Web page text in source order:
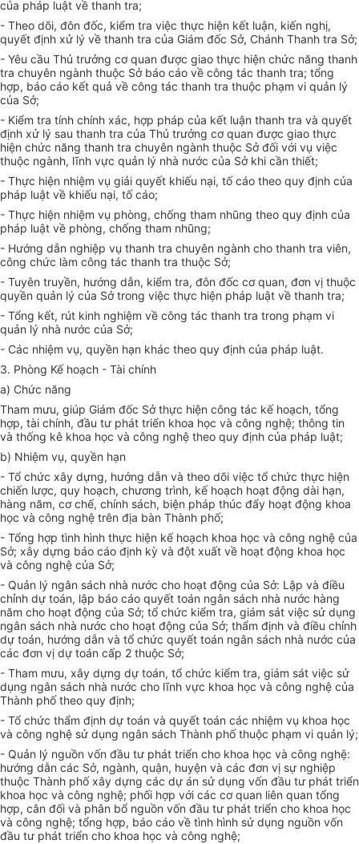
của pháp luật về thanh tra;
- Theo dõi, đôn đốc, kiểm tra việc thực hiện kết luận, kiến nghị,
quyết định xử lý về thanh tra của Giám đốc Sở, Chánh Thanh tra Sở;
- Yêu cầu Thủ trưởng cơ quan được giao thực hiện chức năng thanh
tra chuyên ngành thuộc Sở báo cáo về công tác thanh tra; tổng
hợp, báo cáo kết quả về công tác thanh tra thuộc phạm vi quản lý
của Sở;
- Kiểm tra tính chính xác, hợp pháp của kết luận thanh tra và quyết
định xử lý sau thanh tra của Thủ trưởng cơ quan được giao thực
hiện chức năng thanh tra chuyên ngành thuộc Sở đối với vụ việc
thuộc ngành, lĩnh vực quản lý nhà nước của Sở khi cần thiết;
- Thực hiện nhiệm vụ giải quyết khiếu nại, tố cáo theo quy định của
pháp luật về khiếu nại, tố cáo;
- Thực hiện nhiệm vụ phòng, chống tham nhũng theo quy định của
pháp luật về phòng, chống tham nhũng;
- Hướng dẫn nghiệp vụ thanh tra chuyên ngành cho thanh tra viên,
công chức làm công tác thanh tra thuộc Sở;
- Tuyên truyền, hướng dẫn, kiểm tra, đôn đốc cơ quan, đơn vị thuộc
quyền quản lý của Sở trong việc thực hiện pháp luật về thanh tra;
- Tổng kết, rút kinh nghiệm về công tác thanh tra trong phạm vi
quản lý nhà nước của Sở;
- Các nhiệm vụ, quyền hạn khác theo quy định của pháp luật.
3. Phòng Kế hoạch - Tài chính
a) Chức năng
Tham mưu, giúp Giám đốc Sở thực hiện công tác kế hoạch, tổng
hợp, tài chính, đầu tư phát triển khoa học và công nghệ; thông tin
và thống kê khoa học và công nghệ theo quy định của pháp luật;
b) Nhiệm vụ, quyền hạn
- Tổ chức xây dựng, hướng dẫn và theo dõi việc tổ chức thực hiện
chiến lược, quy hoạch, chương trình, kế hoạch hoạt động dài hạn,
hàng năm, cơ chế, chính sách, biện pháp thúc đẩy hoạt động khoa
học và công nghệ trên địa bàn Thành phố;
- Tổng hợp tình hình thực hiện kế hoạch khoa học và công nghệ của
Sở; xây dựng báo cáo định kỳ và đột xuất về hoạt động khoa học
và công nghệ của Sở;
- Quản lý ngân sách nhà nước cho hoạt động của Sở: Lập và điều
chỉnh dự toán, lập báo cáo quyết toán ngân sách nhà nước hàng
năm cho hoạt động của Sở; tổ chức kiểm tra, giám sát việc sử dụng
ngân sách nhà nước cho hoạt động của Sở; thẩm định và điều chỉnh
dự toán, hướng dẫn và tổ chức quyết toán ngân sách nhà nước của
các đơn vị dự toán cấp 2 thuộc Sở;
- Tham mưu, xây dựng dự toán, tổ chức kiểm tra, giám sát việc sử
dụng ngân sách nhà nước cho lĩnh vực khoa học và công nghệ của
Thành phố theo quy định;
- Tổ chức thẩm định dự toán và quyết toán các nhiệm vụ khoa học
và công nghệ sử dụng ngân sách Thành phố thuộc phạm vi quản lý;
- Quản lý nguồn vốn đầu tư phát triển cho khoa học và công nghệ:
hướng dẫn các Sở, ngành, quận, huyện và các đơn vị sự nghiệp
thuộc Thành phố xây dựng các dự án sử dụng vốn đầu tư phát triển
khoa học và công nghệ; phối hợp với các cơ quan liên quan tổng
hợp, cân đối và phân bổ nguồn vốn đầu tư phát triển cho khoa học
và công nghệ; tổng hợp, báo cáo về tình hình sử dụng nguồn vốn
đầu tư phát triển cho khoa học và công nghệ;